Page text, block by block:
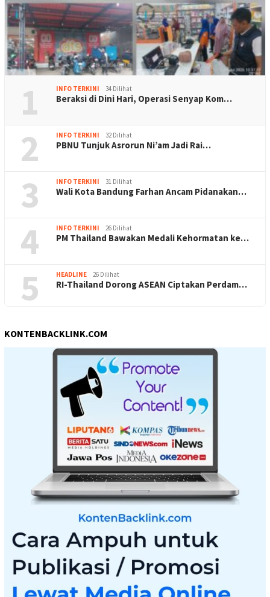
1 INFO TERKINI 34 Dilihat
Beraksi di Dini Hari, Operasi Senyap Kom…
2 INFO TERKINI 32 Dilihat
PBNU Tunjuk Asrorun Ni’am Jadi Rai…
3 INFO TERKINI 31 Dilihat
Wali Kota Bandung Farhan Ancam Pidanakan…
4 INFO TERKINI 26 Dilihat
PM Thailand Bawakan Medali Kehormatan ke…
5 HEADLINE 26 Dilihat
RI-Thailand Dorong ASEAN Ciptakan Perdam…
KONTENBACKLINK.COM